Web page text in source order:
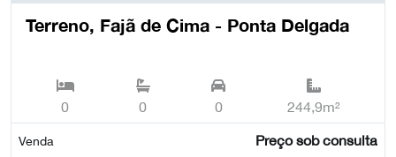
Terreno, Fajã de Cima - Ponta Delgada
0 0 0 244,9m²
Venda Preço sob consulta